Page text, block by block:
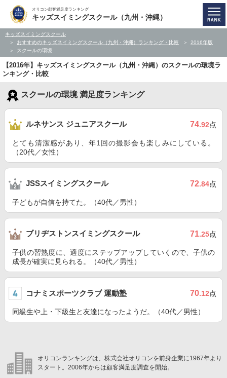
オリコン顧客満足度ランキング
キッズスイミングスクール（九州・沖縄）
キッズスイミングスクール
おすすめのキッズスイミングスクール（九州・沖縄）ランキング・比較
2016年版
スクールの環境
【2016年】キッズスイミングスクール（九州・沖縄）のスクールの環境ラ
ンキング・比較
スクールの環境 満足度ランキング
ルネサンス ジュニアスクール 74.92点
とても清潔感があり、年1回の撮影会も楽しみにしている。
（20代／女性）
JSSスイミングスクール 72.84点
子どもが自信を持てた。（40代／男性）
ブリヂストンスイミングスクール 71.25点
子供の習熟度に、適度にステップアップしていくので、子供の
成長が確実に見られる。（40代／男性）
コナミスポーツクラブ 運動塾 70.12点
同級生や上・下級生と友達になったようだ。（40代／男性）
オリコンランキングは、株式会社オリコンを前身企業に1967年より
スタート。2006年からは顧客満足度調査を開始。